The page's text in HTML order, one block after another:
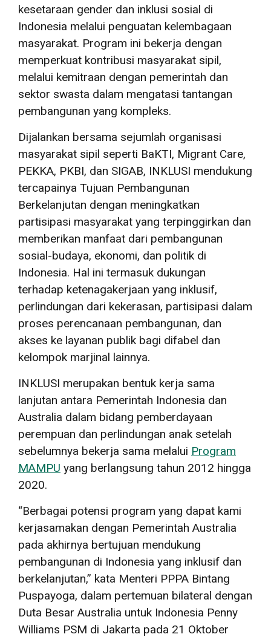
kesetaraan gender dan inklusi sosial di
Indonesia melalui penguatan kelembagaan
masyarakat. Program ini bekerja dengan
memperkuat kontribusi masyarakat sipil,
melalui kemitraan dengan pemerintah dan
sektor swasta dalam mengatasi tantangan
pembangunan yang kompleks.
Dijalankan bersama sejumlah organisasi
masyarakat sipil seperti BaKTI, Migrant Care,
PEKKA, PKBI, dan SIGAB, INKLUSI mendukung
tercapainya Tujuan Pembangunan
Berkelanjutan dengan meningkatkan
partisipasi masyarakat yang terpinggirkan dan
memberikan manfaat dari pembangunan
sosial-budaya, ekonomi, dan politik di
Indonesia. Hal ini termasuk dukungan
terhadap ketenagakerjaan yang inklusif,
perlindungan dari kekerasan, partisipasi dalam
proses perencanaan pembangunan, dan
akses ke layanan publik bagi difabel dan
kelompok marjinal lainnya.
INKLUSI merupakan bentuk kerja sama
lanjutan antara Pemerintah Indonesia dan
Australia dalam bidang pemberdayaan
perempuan dan perlindungan anak setelah
sebelumnya bekerja sama melalui Program
MAMPU yang berlangsung tahun 2012 hingga
2020.
“Berbagai potensi program yang dapat kami
kerjasamakan dengan Pemerintah Australia
pada akhirnya bertujuan mendukung
pembangunan di Indonesia yang inklusif dan
berkelanjutan,” kata Menteri PPPA Bintang
Puspayoga, dalam pertemuan bilateral dengan
Duta Besar Australia untuk Indonesia Penny
Williams PSM di Jakarta pada 21 Oktober